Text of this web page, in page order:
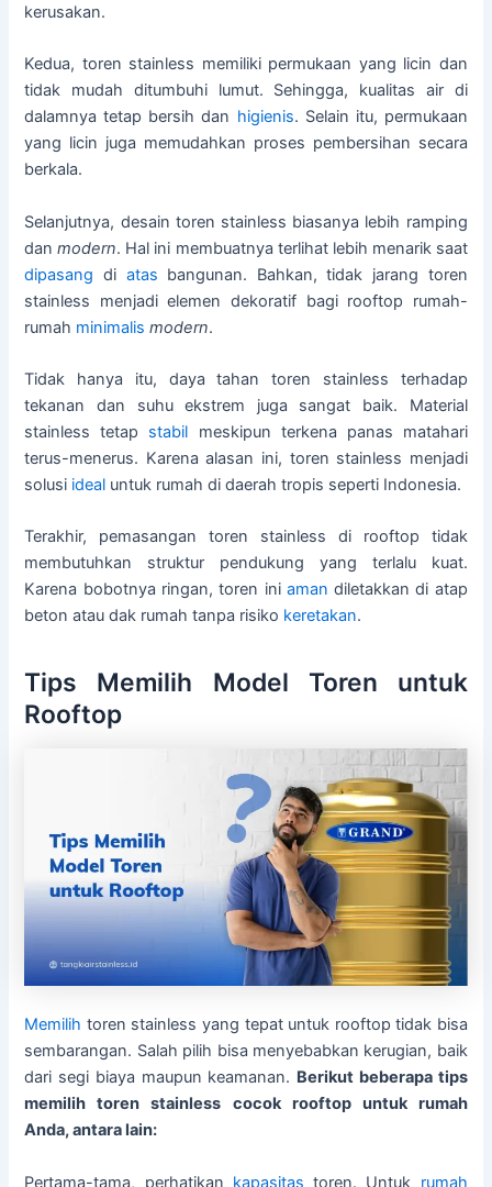
kerusakan.
Kedua, toren stainless memiliki permukaan yang licin dan
tidak mudah ditumbuhi lumut. Sehingga, kualitas air di
dalamnya tetap bersih dan higienis. Selain itu, permukaan
yang licin juga memudahkan proses pembersihan secara
berkala.
Selanjutnya, desain toren stainless biasanya lebih ramping
danmodern. Hal ini membuatnya terlihat lebih menarik saat
dipasang di atas bangunan. Bahkan, tidak jarang toren
stainless menjadi elemen dekoratif bagi rooftop rumah-
rumah minimalis modern.
Tidak hanya itu, daya tahan toren stainless terhadap
tekanan dan suhu ekstrem juga sangat baik. Material
stainless tetap stabil meskipun terkena panas matahari
terus-menerus. Karena alasan ini, toren stainless menjadi
solusi ideal untuk rumah di daerah tropis seperti Indonesia.
Terakhir, pemasangan toren stainless di rooftop tidak
membutuhkan struktur pendukung yang terlalu kuat.
Karena bobotnya ringan, toren ini aman diletakkan di atap
beton atau dak rumah tanpa risiko keretakan.
Tips Memilih Model Toren untuk
Rooftop
Memilih toren stainless yang tepat untuk rooftop tidak bisa
sembarangan. Salah pilih bisa menyebabkan kerugian, baik
dari segi biaya maupun keamanan. Berikut beberapa tips
memilih toren stainless cocok rooftop untuk rumah
Anda, antara lain:
Pertama-tama, perhatikan kapasitas toren. Untuk rumah